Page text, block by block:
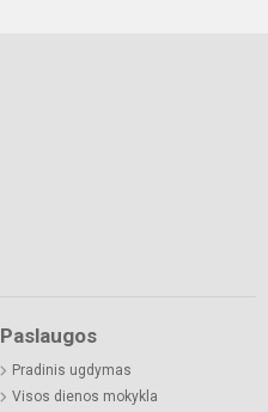
Paslaugos
Pradinis ugdymas
Visos dienos mokykla